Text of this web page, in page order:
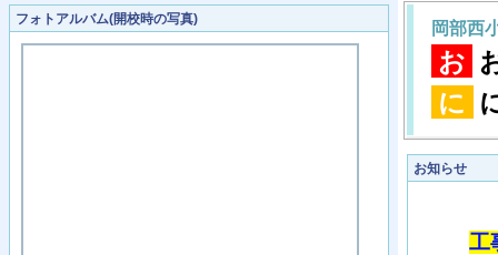
フォトアルバム(開校時の写真)
岡部西
お
に
お知らせ
工